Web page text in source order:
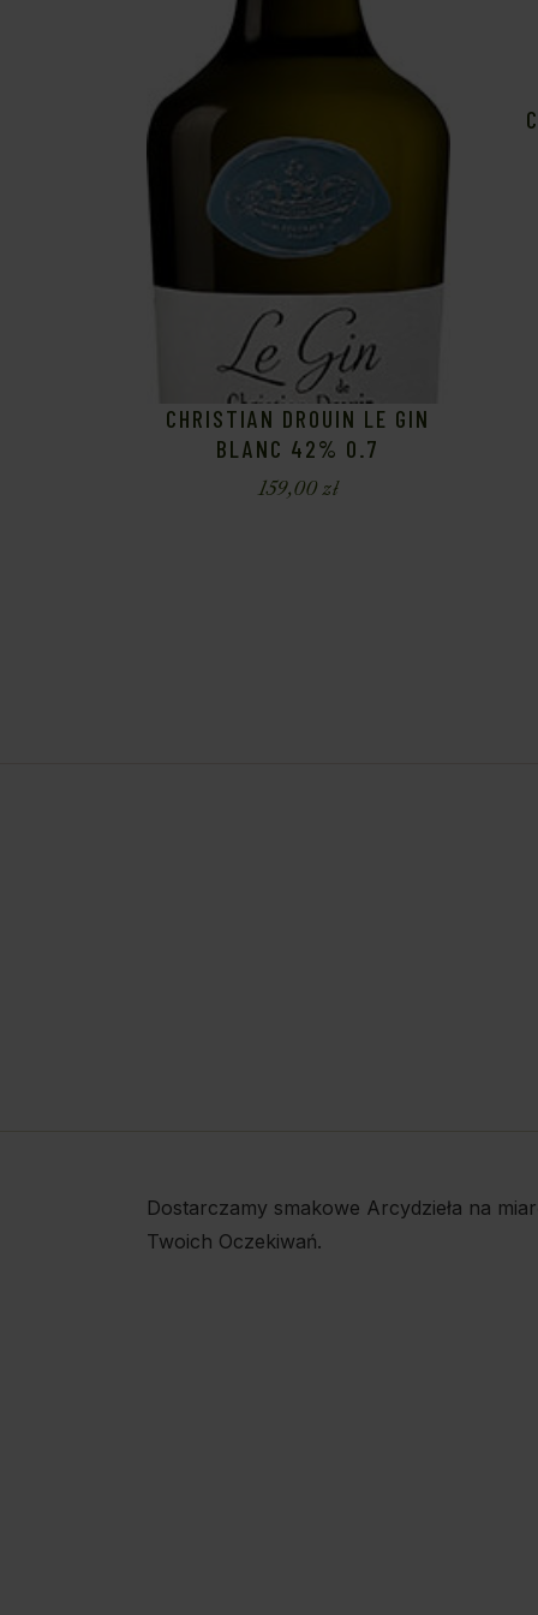
CHRISTIAN DROUIN LE GIN
BLANC 42% 0.7
159,00zł
Dostarczamy smakowe Arcydzieła na
Twoich Oczekiwań.